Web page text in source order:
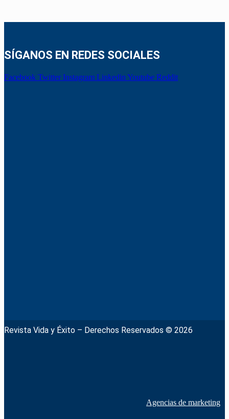
SÍGANOS EN REDES SOCIALES
Facebook Twitter Instagram Linkedin Youtube Reddit
Revista Vida y Éxito – Derechos Reservados © 2026
Agencias de marketing